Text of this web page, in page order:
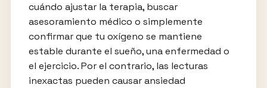
cuándo ajustar la terapia, buscar
asesoramiento médico o simplemente
confirmar que tu oxígeno se mantiene
estable durante el sueño, una enfermedad o
el ejercicio. Por el contrario, las lecturas
inexactas pueden causar ansiedad